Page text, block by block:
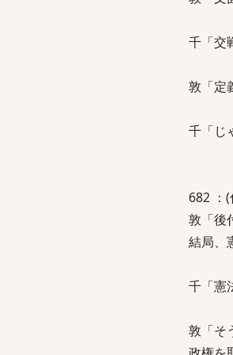
千「交
敦「定
千「じ
682 ：
敦「後
結局、
千「憲
敦「そ